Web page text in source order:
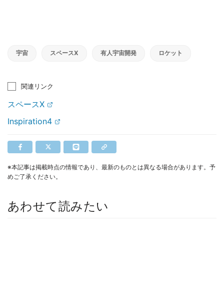
宇宙 スペースX 有人宇宙開発 ロケット
関連リンク
スペースX
Inspiration4
※本記事は掲載時点の情報であり、最新のものとは異なる場合があります。予
めご了承ください。
あわせて読みたい